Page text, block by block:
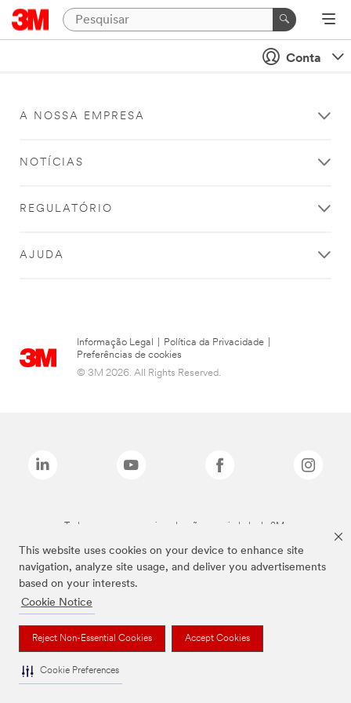
This website uses cookies on your device to enhance site
navigation, analyze site usage, and deliver you advertisements
based on your interests.
Cookie Notice
Reject Non-Essential Cookies Accept Cookies
Cookie Preferences
Conta
A NOSSA EMPRESA
NOTÍCIAS
REGULATÓRIO
AJUDA
Informação Legal Política da Privacidade
Preferências de cookies
© 3M 2026. All Rights Reserved.
Todas as marcas mencionadas são propriedade da 3M.